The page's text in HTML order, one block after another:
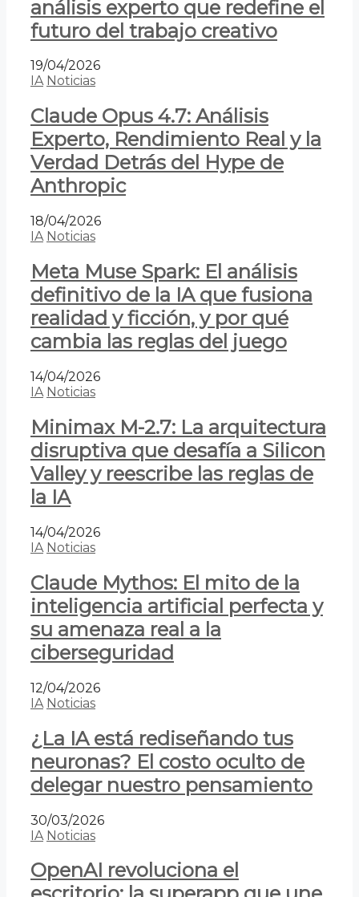
análisis experto que redefine el
futuro del trabajo creativo
19/04/2026
IA Noticias
Claude Opus 4.7: Análisis
Experto, Rendimiento Real y la
Verdad Detrás del Hype de
Anthropic
18/04/2026
IA Noticias
Meta Muse Spark: El análisis
definitivo de la IA que fusiona
realidad y ficción, y por qué
cambia las reglas del juego
14/04/2026
IA Noticias
Minimax M-2.7: La arquitectura
disruptiva que desafía a Silicon
Valley y reescribe las reglas de
la IA
14/04/2026
IA Noticias
Claude Mythos: El mito de la
inteligencia artificial perfecta y
su amenaza real a la
ciberseguridad
12/04/2026
IA Noticias
¿La IA está rediseñando tus
neuronas? El costo oculto de
delegar nuestro pensamiento
30/03/2026
IA Noticias
OpenAI revoluciona el